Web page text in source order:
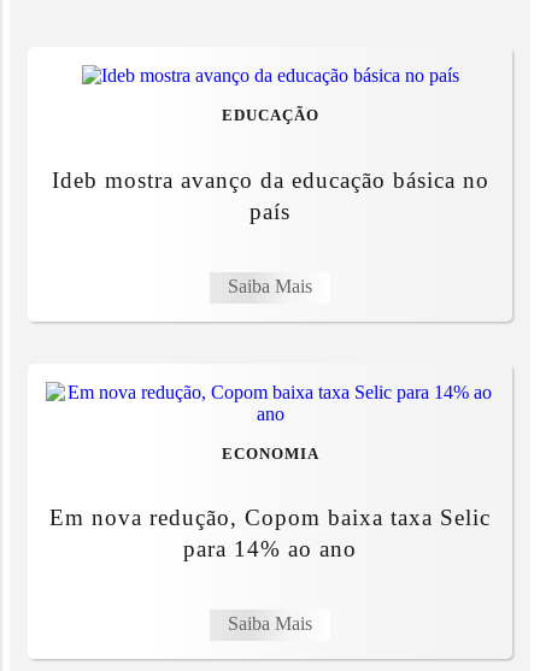
EDUCAÇÃO
Ideb mostra avanço da educação básica no
país
Saiba Mais
ECONOMIA
Em nova redução, Copom baixa taxa Selic
para 14% ao ano
Saiba Mais